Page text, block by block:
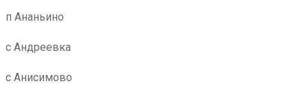
п Ананьино
с Андреевка
с Анисимово